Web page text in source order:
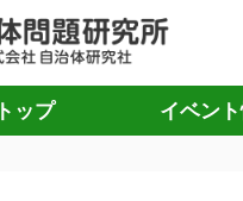
トップ イベン